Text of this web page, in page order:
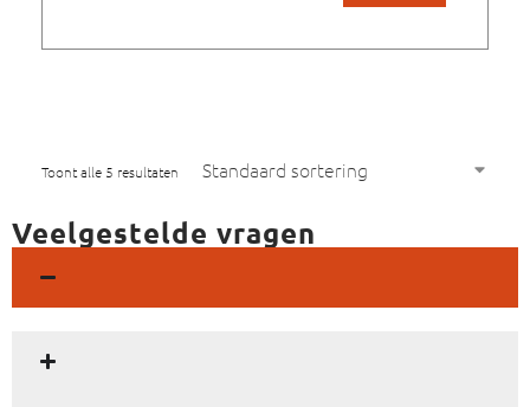
Toont alle 5 resultaten
Veelgestelde vragen